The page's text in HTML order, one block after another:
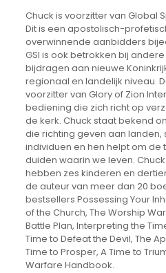
Chuck is voorzitter van Global
Dit is een apostolisch-
overwinnende aanbidders
GSI is ook betrokken bij
bijdragen aan nieuwe
regionaal en landelijk niveau.
voorzitter van Glory of Zion
bediening die zich richt op
de kerk. Chuck staat bekend
die richting geven aan landen,
individuen en hen helpt om de
duiden waarin we leven.
hebben zes kinderen en
de auteur van meer dan 20
bestsellers Possessing Your
of the Church, The Worship
Battle Plan, Interpreting the
Time to Defeat the Devil, The
Time to Prosper, A Time to
Warfare Handbook.